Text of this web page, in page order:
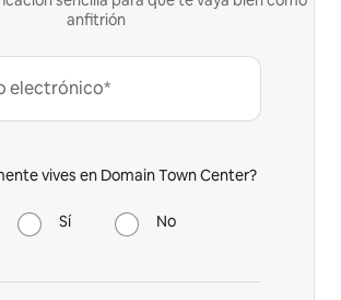
anfitrión
electrónico*
vives en Domain Town Center?
Sí No